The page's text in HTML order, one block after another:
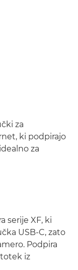
za
ki podpirajo
za
serije XF, ki
USB-C, zato
Podpira
iz